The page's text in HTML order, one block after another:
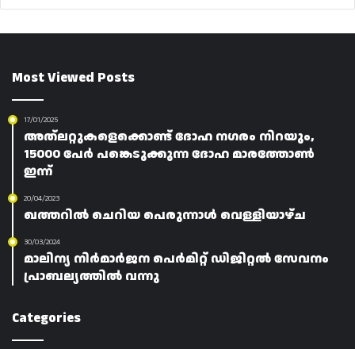
Most Viewed Posts
17/01/2025
അത്ലറ്റുകളെക്കൊണ്ട് ദോഹ നഗരം നിറയും,
15000 പേർ പങ്കെടുക്കുന്ന ദോഹ മാരത്തോൺ
ഇന്ന്
20/04/2023
ഖത്തറിൽ ചെറിയ പെരുന്നാൾ വെള്ളിയാഴ്ച
30/03/2024
മാലിന്യ നിർമാർജന പെർമിറ്റ് ഡിജിറ്റൽ സേവനം
പ്രാബല്യത്തിൽ വന്നു
Categories